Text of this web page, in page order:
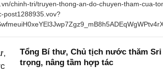
chinh-tri/truyen-thong-an-do-chuyen-tham-cua-
post1288935.vov?
Tổng Bí thư, Chủ tịch nước thăm Sri
trọng, nâng tầm hợp tác